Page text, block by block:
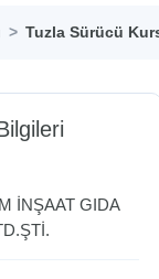
Tuzla Sürücü
İNŞAAT GIDA